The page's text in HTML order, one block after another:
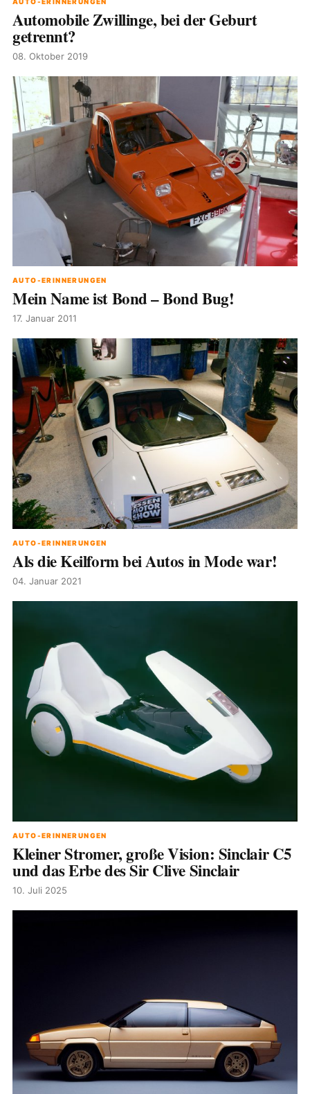
Automobile Zwillinge, bei der Geburt
getrennt?
08. Oktober 2019
AUTO-ERINNERUNGEN
Mein Name ist Bond – Bond Bug!
17. Januar 2011
AUTO-ERINNERUNGEN
Als die Keilform bei Autos in Mode war!
04. Januar 2021
AUTO-ERINNERUNGEN
Kleiner Stromer, große Vision: Sinclair C5
und das Erbe des Sir Clive Sinclair
10. Juli 2025